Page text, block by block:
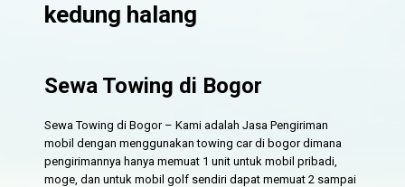
kedung halang
Sewa Towing di Bogor
Sewa Towing di Bogor – Kami adalah Jasa Pengiriman
mobil dengan menggunakan towing car di bogor dimana
pengirimannya hanya memuat 1 unit untuk mobil pribadi,
moge, dan untuk mobil golf sendiri dapat memuat 2 sampai